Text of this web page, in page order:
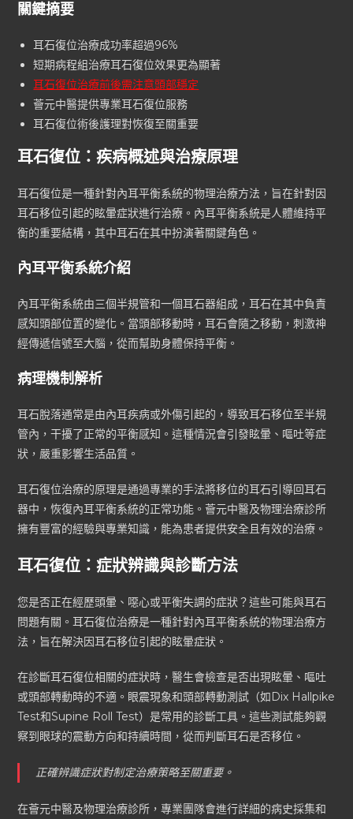
關鍵摘要
耳石復位治療成功率超過96%
短期病程組治療耳石復位效果更為顯著
耳石復位治療前後需注意頭部穩定
薈元中醫提供專業耳石復位服務
耳石復位術後護理對恢復至關重要
耳石復位：疾病概述與治療原理
耳石復位是一種針對內耳平衡系統的物理治療方法，旨在針對因
耳石移位引起的眩暈症狀進行治療。內耳平衡系統是人體維持平
衡的重要結構，其中耳石在其中扮演著關鍵角色。
內耳平衡系統介紹
內耳平衡系統由三個半規管和一個耳石器組成，耳石在其中負責
感知頭部位置的變化。當頭部移動時，耳石會隨之移動，刺激神
經傳遞信號至大腦，從而幫助身體保持平衡。
病理機制解析
耳石脫落通常是由內耳疾病或外傷引起的，導致耳石移位至半規
管內，干擾了正常的平衡感知。這種情況會引發眩暈、嘔吐等症
狀，嚴重影響生活品質。
耳石復位治療的原理是通過專業的手法將移位的耳石引導回耳石
器中，恢復內耳平衡系統的正常功能。薈元中醫及物理治療診所
擁有豐富的經驗與專業知識，能為患者提供安全且有效的治療。
耳石復位：症狀辨識與診斷方法
您是否正在經歷頭暈、噁心或平衡失調的症狀？這些可能與耳石
問題有關。耳石復位治療是一種針對內耳平衡系統的物理治療方
法，旨在解決因耳石移位引起的眩暈症狀。
在診斷耳石復位相關的症狀時，醫生會檢查是否出現眩暈、嘔吐
或頭部轉動時的不適。眼震現象和頭部轉動測試（如Dix Hallpike
Test和Supine Roll Test）是常用的診斷工具。這些測試能夠觀
察到眼球的震動方向和持續時間，從而判斷耳石是否移位。
正確辨識症狀對制定治療策略至關重要。
在薈元中醫及物理治療診所，專業團隊會進行詳細的病史採集和